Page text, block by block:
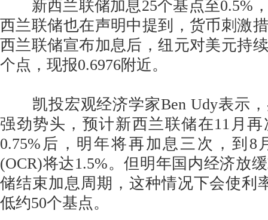
新西兰联储加息25个基点至0.5%
西兰联储也在声明中提到，货币刺激
西兰联储宣布加息后，纽元对美元持
个点，现报0.6976附近。
凯投宏观经济学家Ben Udy表示，
强劲势头，预计新西兰联储在11月
0.75%后，明年将再加息三次，到8
(OCR)将达1.5%。但明年国内经济放
储结束加息周期，这种情况下会使利
低约50个基点。